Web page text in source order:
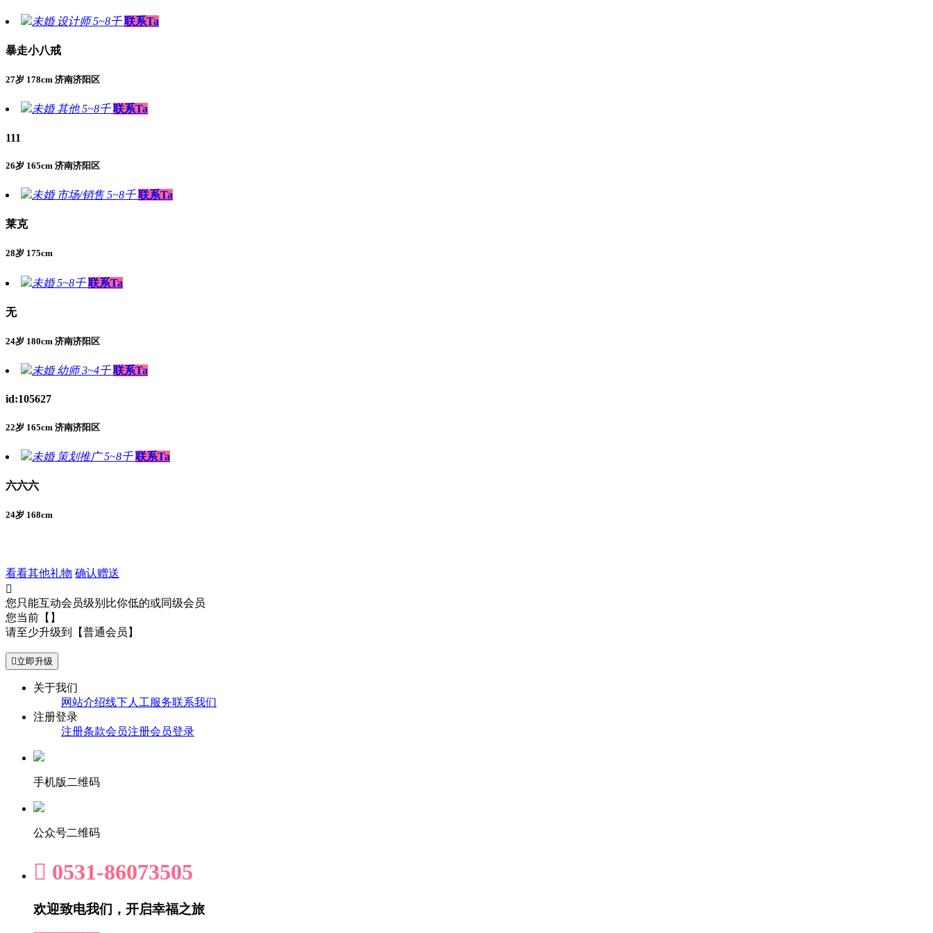
未婚 设计师5~8千联系Ta
暴走小八戒
27岁 178cm 济南济阳区
未婚其他5~8千联系Ta
111
26岁 165cm 济南济阳区
未婚 市场/销售5~8千联系Ta
莱克
28岁 175cm
未婚5~8千联系Ta
无
24岁 180cm 济南济阳区
未婚幼师3~4千联系Ta
id:105627
22岁 165cm 济南济阳区
未婚 策划推广5~8千联系Ta
六六六
24岁 168cm
看看其他礼物 确认赠送

您只能互动会员级别比你低的或同级会员
您当前【】
请至少升级到【普通会员】
 立即升级
关于我们
网站介绍线下人工服务联系我们
注册登录
注册条款会员注册会员登录
手机版二维码
公众号二维码
 0531-86073505
欢迎致电我们，开启幸福之旅